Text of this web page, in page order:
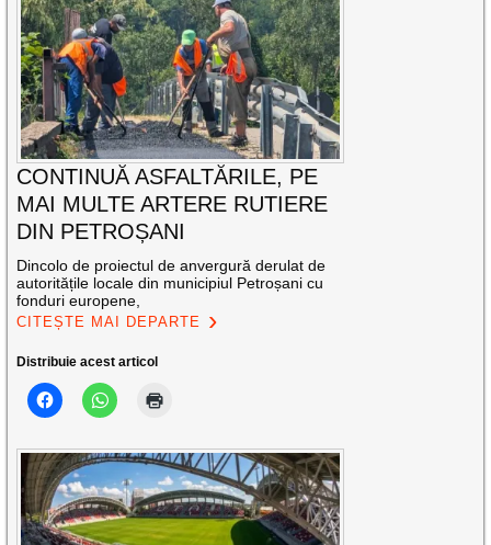
CONTINUĂ ASFALTĂRILE, PE
MAI MULTE ARTERE RUTIERE
DIN PETROȘANI
Dincolo de proiectul de anvergură derulat de
autoritățile locale din municipiul Petroșani cu
fonduri europene,
CITEȘTE MAI DEPARTE
Distribuie acest articol